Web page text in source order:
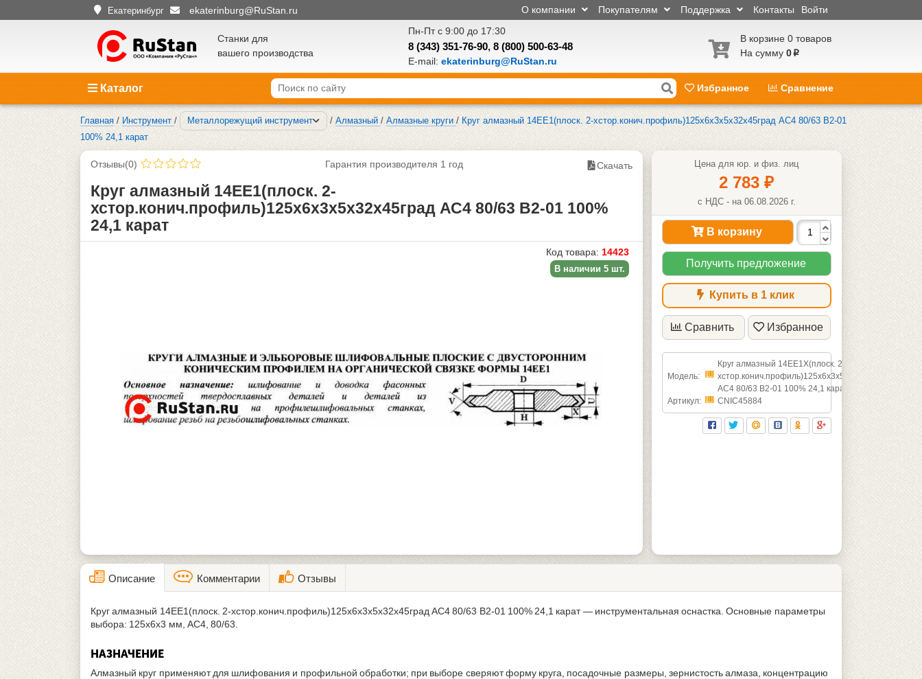
Екатеринбург ekaterinburg@RuStan.ru Войти
Контакты
Поддержка
Покупателям
О компании
Станки для
вашего производства
Пн-Пт с 9:00 до 17:30
8 (343) 351-76-90, 8 (800) 500-63-48
E-mail: ekaterinburg@RuStan.ru
В корзине 0 товаров
На сумму 0 p
Каталог Избранное Сравнение
Главная / Инструмент / Металлорежущий инструмент / Алмазный / Алмазные круги / Круг алмазный 14ЕЕ1(плоск. 2-хстор.конич.профиль)125х6х3х5х32х45град АС4 80/63 В2-01
100% 24,1 карат
Отзывы(0) Гарантия производителя 1 год Скачать
Круг алмазный 14ЕЕ1(плоск. 2-
хстор.конич.профиль)125х6х3х5х32х45град АС4 80/63 В2-01 100%
24,1 карат
Код товара: 14423
В наличии 5 шт.
Цена для юр. и физ. лиц
2 783₽
с НДС - на 06.08.2026 г.
В корзину
Получить предложение
Купить в 1 клик
Сравнить Избранное
Модель:
Круг алмазный 14ЕЕ1Х(плоск. 2-
хстор.конич.профиль)125х6х3х5х32х45град
АС4 80/63 В2-01 100% 24,1 карат
Артикул:
CNIC45884
Описание Комментарии Отзывы
Круг алмазный 14ЕЕ1(плоск. 2-хстор.конич.профиль)125х6х3х5х32х45град АС4 80/63 В2-01 100% 24,1 карат — инструментальная оснастка. Основные параметры
выбора: 125х6х3 мм, АС4, 80/63.
НАЗНАЧЕНИЕ
Алмазный круг применяют для шлифования и профильной обработки; при выборе сверяют форму круга, посадочные размеры, зернистость алмаза, концентрацию